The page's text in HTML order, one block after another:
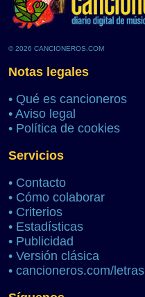
© 2026 CANCIONEROS.COM
Notas legales
• Qué es cancioneros
• Aviso legal
• Política de cookies
Servicios
• Contacto
• Cómo colaborar
• Criterios
• Estadísticas
• Publicidad
• Versión clásica
• cancioneros.com/letras